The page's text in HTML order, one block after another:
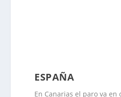
ESPAÑA
En Canarias el paro va en